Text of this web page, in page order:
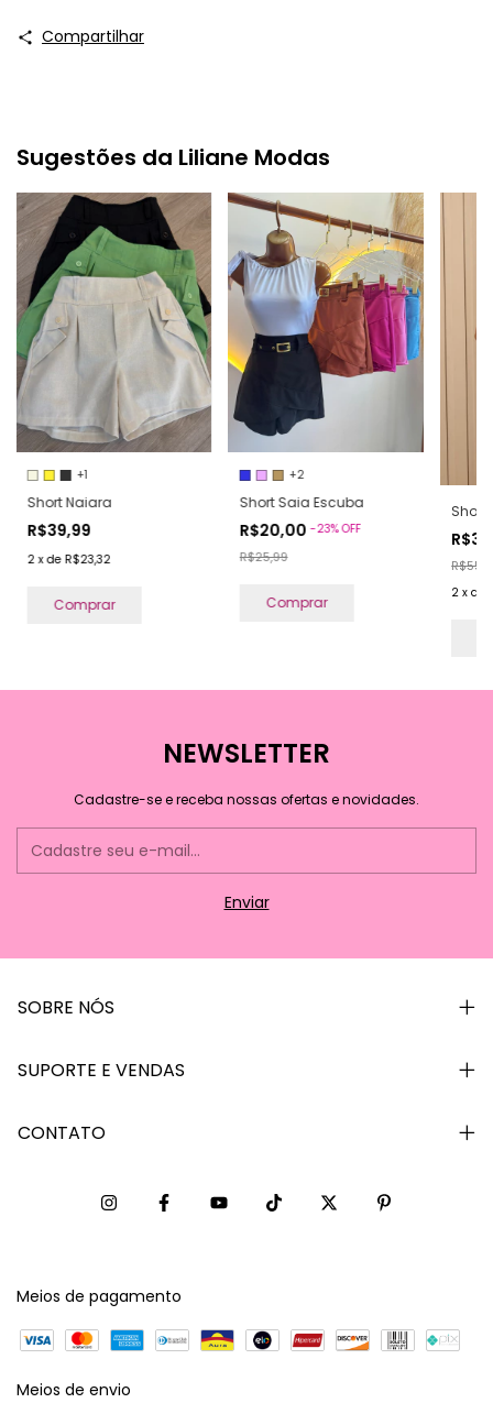
Compartilhar
Sugestões da Liliane Modas
+1
Short Naiara
R$39,99
2 xde R$23,32
Comprar
+2
Short Saia Escuba
R$20,00-23%OFF
R$25,99
Comprar
Short
2 x de
NEWSLETTER
Cadastre-se e receba nossas ofertas e novidades.
SOBRE NÓS
SUPORTE E VENDAS
CONTATO
Meios de pagamento
Meios de envio